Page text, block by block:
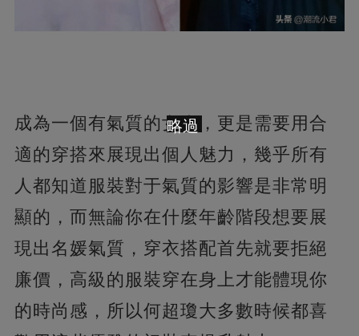
成為一個有氣質的女人，更是需要用合
適的穿搭來展現出個人魅力，幾乎所有
人都知道服裝對于氣質的影響是非常明
顯的，而無論你在什麼年齡階段想要展
現出名媛氣質，穿衣搭配首先就要拒絕
廉價，高級的服裝穿在身上才能體現你
的時尚感，所以何超瓊大多數時候都喜
略過